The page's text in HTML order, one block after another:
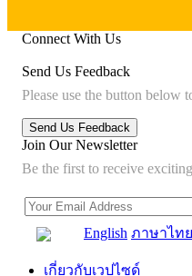
Connect With Us
Send Us Feedback
Please use the button below
Join Our Newsletter
Be the first to receive
English ภาษาไทย
เกี่ยวกับเวปไซด์